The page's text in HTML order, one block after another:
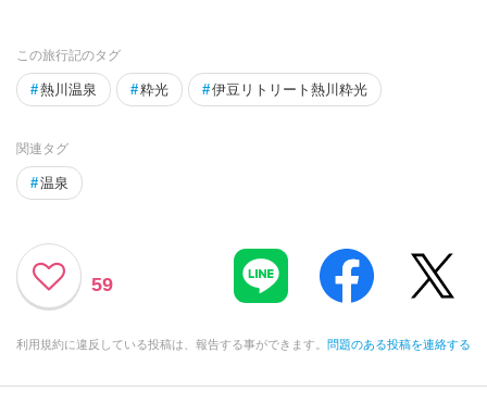
この旅行記のタグ
#熱川温泉 #粋光 #伊豆リトリート熱川粋光
関連タグ
#温泉
59
利用規約に違反している投稿は、報告する事ができます。 問題のある投稿を連絡する